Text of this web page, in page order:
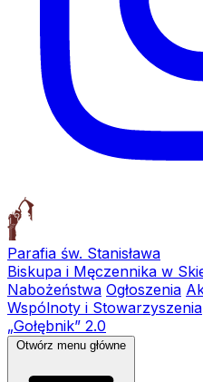
Parafia św. Stanisława
Biskupa i Męczennika w
Nabożeństwa Ogłoszenia
Wspólnoty i Stowarzyszenia
„Gołębnik” 2.0
Otwórz menu główne